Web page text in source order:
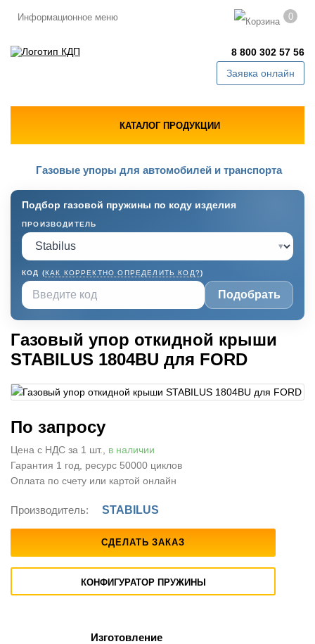
Информационное меню 0
8 800 302 57 56
Заявка онлайн
КАТАЛОГ ПРОДУКЦИИ
Газовые упоры для автомобилей и транспорта
Подбор газовой пружины по коду изделия
ПРОИЗВОДИТЕЛЬ
▾
КОД (КАК КОРРЕКТНО ОПРЕДЕЛИТЬ КОД?)
Подобрать
Газовый упор откидной крыши
STABILUS 1804BU для FORD
По запросу
Цена с НДС за 1 шт., в наличии
Гарантия 1 год, ресурс 50000 циклов
Оплата по счету или картой онлайн
Производитель: STABILUS
СДЕЛАТЬ ЗАКАЗ
КОНФИГУРАТОР ПРУЖИНЫ
Изготовление